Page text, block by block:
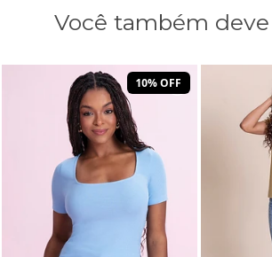
Você também
10% OFF